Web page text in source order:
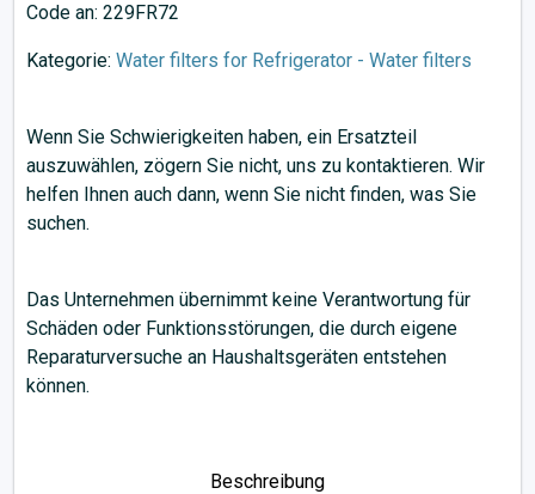
Code an: 229FR72
Kategorie: Water filters for Refrigerator - Water filters
Wenn Sie Schwierigkeiten haben, ein Ersatzteil
auszuwählen, zögern Sie nicht, uns zu kontaktieren. Wir
helfen Ihnen auch dann, wenn Sie nicht finden, was Sie
suchen.
Das Unternehmen übernimmt keine Verantwortung für
Schäden oder Funktionsstörungen, die durch eigene
Reparaturversuche an Haushaltsgeräten entstehen
können.
Beschreibung